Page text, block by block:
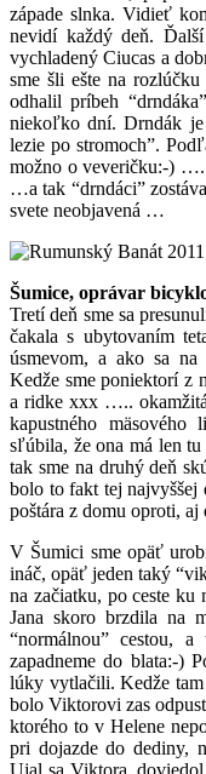
západe slnka. Vidieť
nevidí každý deň.
vychladený Ciucas a
sme šli ešte na
odhalil príbeh
niekoľko dní. Drndák je
lezie po stromoch”.
možno o veveričku:-) ….
…a tak “drndáci”
svete neobjavená …
Šumice, oprávar
Tretí deň sme sa
čakala s ubytovaním
úsmevom, a ako sa
Kedže sme poniektorí z
a ridke xxx ….. okamžitá
kapustného mäsového
sľúbila, že ona má len
tak sme na druhý deň
bolo to fakt tej najvyššej
poštára z domu oproti, aj
V Šumici sme opäť
ináč, opäť jeden taký
na začiatku, po ceste ku
Jana skoro brzdila na
“normálnou” cestou,
zapadneme do blata:-)
lúky vytlačili. Kedže
bolo Viktorovi zas
ktorého to v Helene
pri dojazde do dediny,
Ujal sa Viktora,